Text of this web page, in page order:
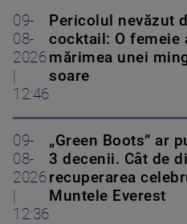
09-
08-
2026
12:46
Pericolul nevăzut
cocktail: O femeie
mărimea unei
soare
09-
08-
2026
12:36
„Green Boots” ar
3 decenii. Cât de
recuperarea
Muntele Everest